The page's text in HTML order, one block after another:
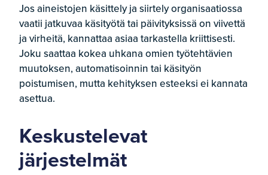
Jos aineistojen käsittely ja siirtely organisaatiossa
vaatii jatkuvaa käsityötä tai päivityksissä on viivettä
ja virheitä, kannattaa asiaa tarkastella kriittisesti.
Joku saattaa kokea uhkana omien työtehtävien
muutoksen, automatisoinnin tai käsityön
poistumisen, mutta kehityksen esteeksi ei kannata
asettua.
Keskustelevat
järjestelmät